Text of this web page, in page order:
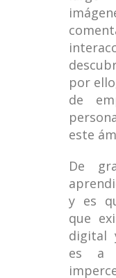
por
de
este
De
y es
que
digital
es a